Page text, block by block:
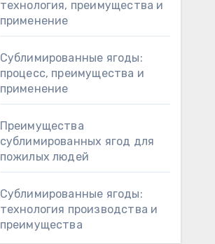
технология, преимущества и
применение
Сублимированные ягоды:
процесс, преимущества и
применение
Преимущества
сублимированных ягод для
пожилых людей
Сублимированные ягоды:
технология производства и
преимущества